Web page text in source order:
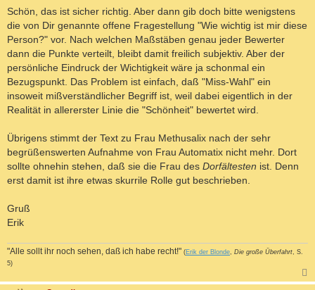
Schön, das ist sicher richtig. Aber dann gib doch bitte wenigstens
die von Dir genannte offene Fragestellung "Wie wichtig ist mir diese
Person?" vor. Nach welchen Maßstäben genau jeder Bewerter
dann die Punkte verteilt, bleibt damit freilich subjektiv. Aber der
persönliche Eindruck der Wichtigkeit wäre ja schonmal ein
Bezugspunkt. Das Problem ist einfach, daß "Miss-Wahl" ein
insoweit mißverständlicher Begriff ist, weil dabei eigentlich in der
Realität in allererster Linie die "Schönheit" bewertet wird.
Übrigens stimmt der Text zu Frau Methusalix nach der sehr
begrüßenswerten Aufnahme von Frau Automatix nicht mehr. Dort
sollte ohnehin stehen, daß sie die Frau des Dorfältesten ist. Denn
erst damit ist ihre etwas skurrile Rolle gut beschrieben.
Gruß
Erik
"Alle sollt ihr noch sehen, daß ich habe recht!" (Erik der Blonde Die große Überfahrt , S.
5)
a